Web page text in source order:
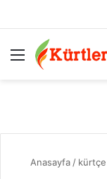
Menü
Anasayfa /